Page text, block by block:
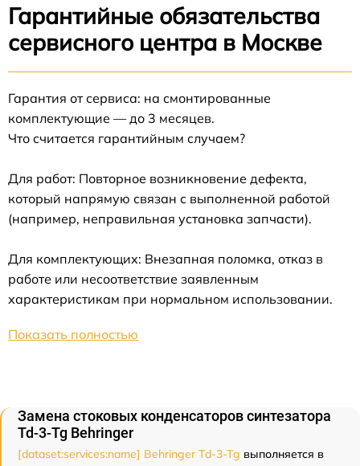
Гарантийные обязательства
сервисного центра в Москве
Гарантия от сервиса: на смонтированные
комплектующие — до 3 месяцев.
Что считается гарантийным случаем?
Для работ: Повторное возникновение дефекта,
который напрямую связан с выполненной работой
(например, неправильная установка запчасти).
Для комплектующих: Внезапная поломка, отказ в
работе или несоответствие заявленным
характеристикам при нормальном использовании.
Показать полностью
Замена стоковых конденсаторов синтезатора
Td-3-Tg Behringer
[dataset:services:name] Behringer Td-3-Tg выполняется в